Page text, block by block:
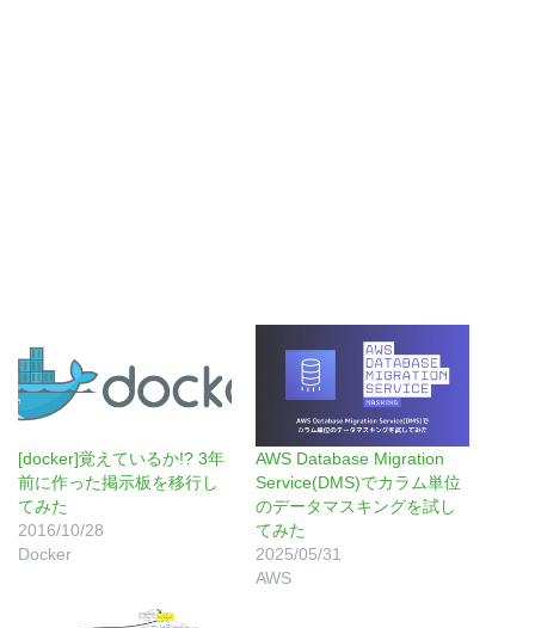
[docker]覚えているか!? 3年
前に作った掲示板を移行し
てみた
2016/10/28
Docker
AWS Database Migration
Service(DMS)でカラム単位
のデータマスキングを試し
てみた
2025/05/31
AWS